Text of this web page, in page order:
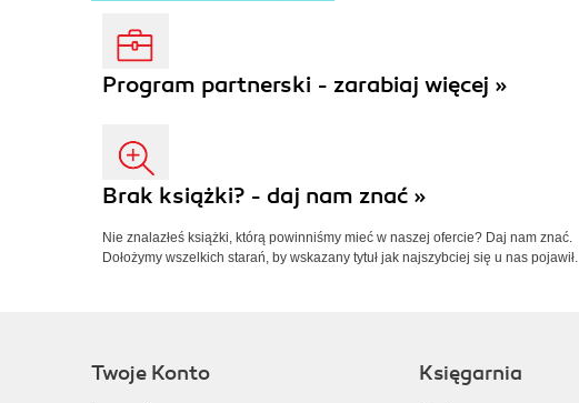
Program partnerski - zarabiaj więcej »
Brak książki? - daj nam znać »
Nie znalazłeś książki, którą powinniśmy mieć w naszej ofercie? Daj nam znać.
Dołożymy wszelkich starań, by wskazany tytuł jak najszybciej się u nas pojawił.
Twoje Konto Księgarnia